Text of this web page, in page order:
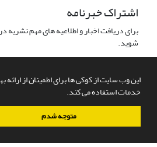
این وب سایت از کوکی ها برای اطمینان از ارائه
خدمات استفاده می کند.
متوجه شدم
اشتراک خبرنامه
برای دریافت اخبار و اطلاعیه های مهم
شوید.
سامانه مدیریت نشریات علمی.طراحی و